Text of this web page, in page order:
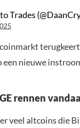
Trades
nieuwe
rennen
veel altcoins die